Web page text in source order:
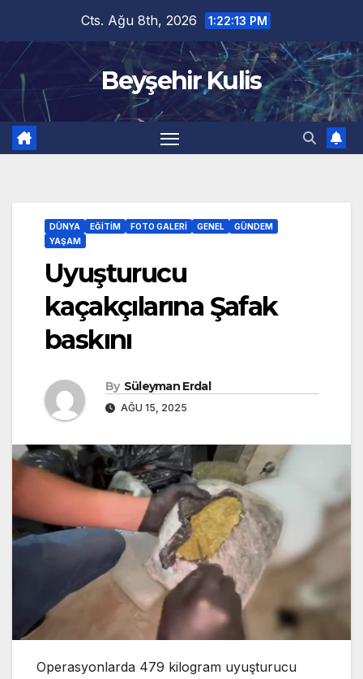
content
Cts. Ağu 8th, 2026 1:22:14 PM
Beyşehir Kulis
DÜNYA EĞITIM FOTO GALERI GENEL
GÜNDEM
YAŞAM
Uyuşturucu
kaçakçılarına Şafak
baskını
By Süleyman Erdal
AĞU 15, 2025
Operasyonlarda 479 kilogram uyuşturucu